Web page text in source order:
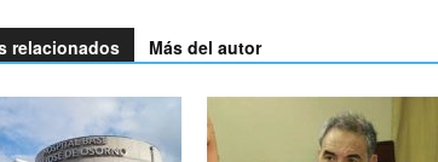
relacionados Más del autor